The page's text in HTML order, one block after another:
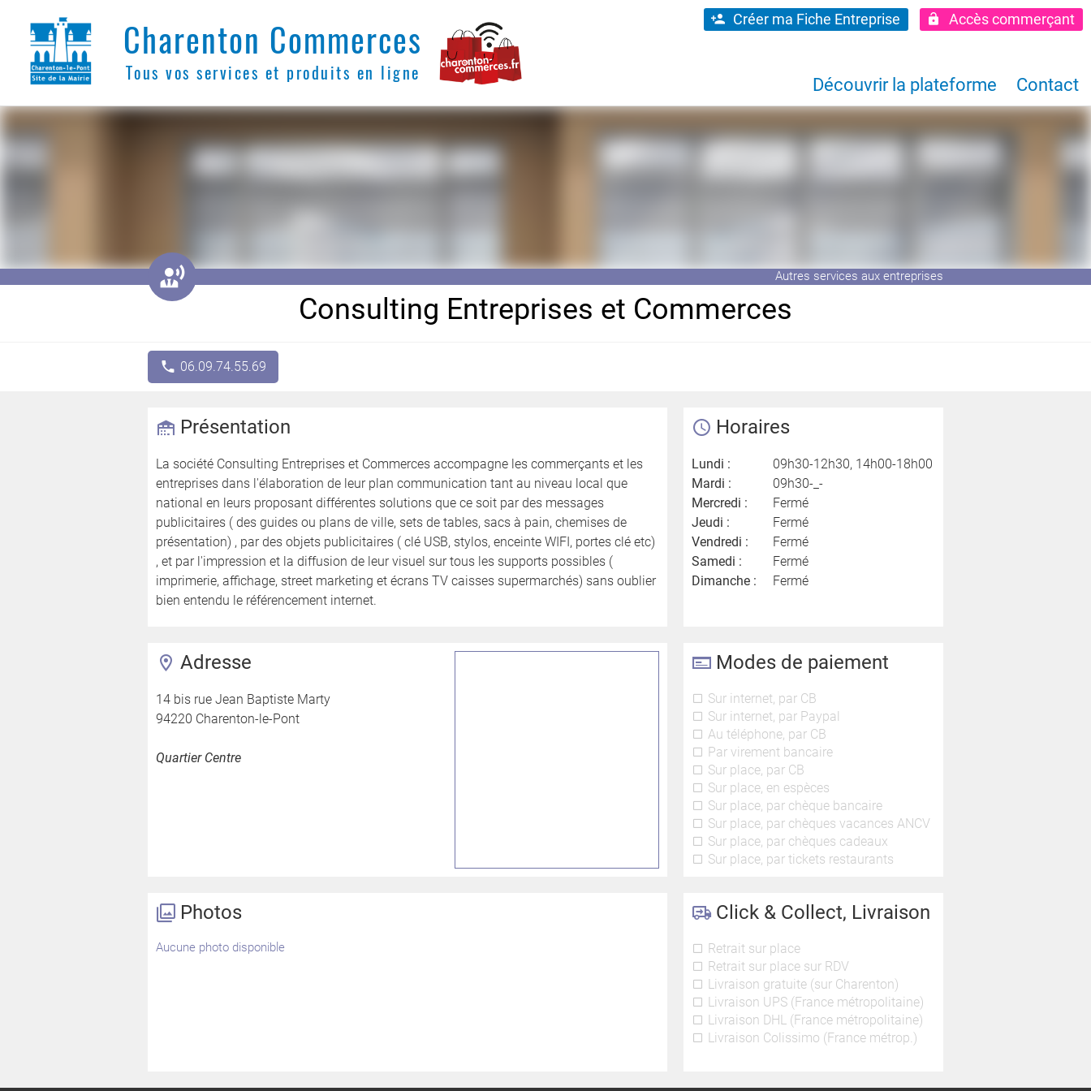
Charenton Commerces
Tous vos services et produits en ligne
Créer ma Fiche Entreprise Accès commerçant
Découvrir la plateforme Contact
󱌈 Autres services aux entreprises
Consulting Entreprises et Commerces
06.09.74.55.69
Présentation
La société Consulting Entreprises et Commerces accompagne les commerçants et les
entreprises dans l'élaboration de leur plan communication tant au niveau local que
national en leurs proposant différentes solutions que ce soit par des messages
publicitaires ( des guides ou plans de ville, sets de tables, sacs à pain, chemises de
présentation) , par des objets publicitaires ( clé USB, stylos, enceinte WIFI, portes clé etc)
, et par l'impression et la diffusion de leur visuel sur tous les supports possibles (
imprimerie, affichage, street marketing et écrans TV caisses supermarchés) sans oublier
bien entendu le référencement internet.
Horaires
Lundi :
09h30-12h30, 14h00-18h00
Mardi :
09h30-_-
Mercredi :
Fermé
Jeudi :
Fermé
Vendredi :
Fermé
Samedi :
Fermé
Dimanche :
Fermé
Adresse
14 bis rue Jean Baptiste Marty
94220 Charenton-le-Pont
Quartier Centre
Modes de paiement
Sur internet, par CB
Sur internet, par Paypal
Au téléphone, par CB
Par virement bancaire
Sur place, par CB
Sur place, en espèces
Sur place, par chèque bancaire
Sur place, par chèques vacances ANCV
Sur place, par chèques cadeaux
Sur place, par tickets restaurants
Photos
Aucune photo disponible
Click & Collect, Livraison
Retrait sur place
Retrait sur place sur RDV
Livraison gratuite (sur Charenton)
Livraison UPS (France métropolitaine)
Livraison DHL (France métropolitaine)
Livraison Colissimo (France métrop.)